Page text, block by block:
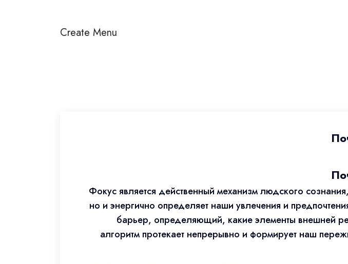
Create Menu
Фокус является действенный механизм людского
но и энергично определяет наши увлечения и
барьер, определяющий, какие элементы внешней
алгоритм протекает непрерывно и формирует наш